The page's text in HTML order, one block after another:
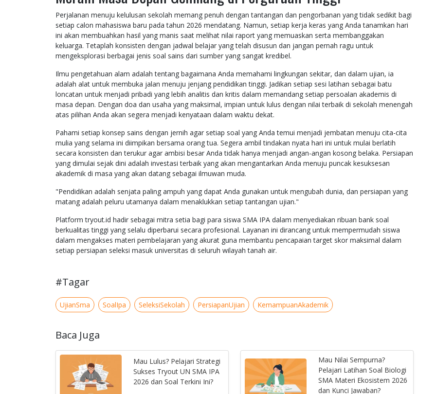
Perjalanan menuju kelulusan sekolah memang penuh dengan tantangan dan pengorbanan yang tidak sedikit bagi
setiap calon mahasiswa baru pada tahun 2026 mendatang. Namun, setiap kerja keras yang Anda tanamkan hari
ini akan membuahkan hasil yang manis saat melihat nilai raport yang memuaskan serta membanggakan
keluarga. Tetaplah konsisten dengan jadwal belajar yang telah disusun dan jangan pernah ragu untuk
mengeksplorasi berbagai jenis soal sains dari sumber yang sangat kredibel.
Ilmu pengetahuan alam adalah tentang bagaimana Anda memahami lingkungan sekitar, dan dalam ujian, ia
adalah alat untuk membuka jalan menuju jenjang pendidikan tinggi. Jadikan setiap sesi latihan sebagai batu
loncatan untuk menjadi pribadi yang lebih analitis dan kritis dalam memandang setiap persoalan akademis di
masa depan. Dengan doa dan usaha yang maksimal, impian untuk lulus dengan nilai terbaik di sekolah menengah
atas pilihan Anda akan segera menjadi kenyataan dalam waktu dekat.
Pahami setiap konsep sains dengan jernih agar setiap soal yang Anda temui menjadi jembatan menuju cita-cita
mulia yang selama ini diimpikan bersama orang tua. Segera ambil tindakan nyata hari ini untuk mulai berlatih
secara konsisten dan terukur agar ambisi besar Anda tidak hanya menjadi angan-angan kosong belaka. Persiapan
yang dimulai sejak dini adalah investasi terbaik yang akan mengantarkan Anda menuju puncak kesuksesan
akademik di masa yang akan datang sebagai ilmuwan muda.
"Pendidikan adalah senjata paling ampuh yang dapat Anda gunakan untuk mengubah dunia, dan persiapan yang
matang adalah peluru utamanya dalam menaklukkan setiap tantangan ujian."
Platform tryout.id hadir sebagai mitra setia bagi para siswa SMA IPA dalam menyediakan ribuan bank soal
berkualitas tinggi yang selalu diperbarui secara profesional. Layanan ini dirancang untuk mempermudah siswa
dalam mengakses materi pembelajaran yang akurat guna membantu pencapaian target skor maksimal dalam
setiap persiapan seleksi masuk universitas di seluruh wilayah tanah air.
#Tagar
UjianSma SoalIpa SeleksiSekolah PersiapanUjian KemampuanAkademik
Baca Juga
Mau Lulus? Pelajari Strategi
Sukses Tryout UN SMA IPA
2026 dan Soal Terkini Ini?
Mau Nilai Sempurna?
Pelajari Latihan Soal Biologi
SMA Materi Ekosistem 2026
dan Kunci Jawaban?